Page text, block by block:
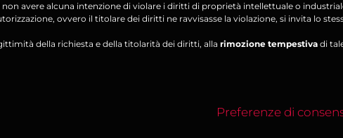
non avere alcuna intenzione di violare i diritti di proprietà intellettuale o
ovvero il titolare dei diritti ne ravvisasse la violazione, si invita lo
della richiesta e della titolarità dei diritti, alla rimozione tempestiva di
Preferenze di